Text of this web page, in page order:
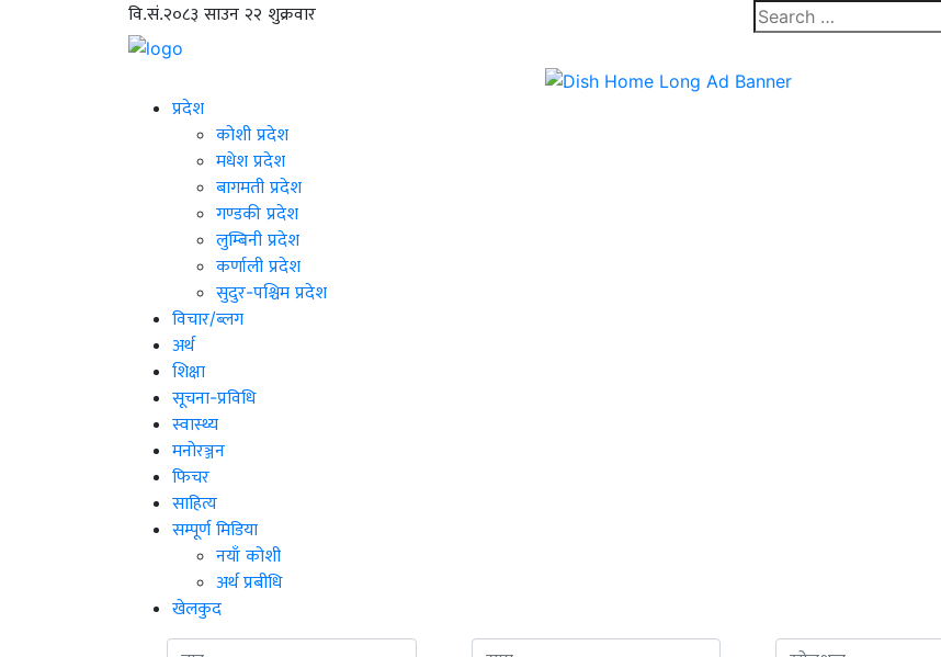
वि.सं.२०८३ साउन २२ शुक्रवार
प्रदेश
कोशी प्रदेश
मधेश प्रदेश
बागमती प्रदेश
गण्डकी प्रदेश
लुम्बिनी प्रदेश
कर्णाली प्रदेश
सुदुर-पश्चिम प्रदेश
विचार/ब्लग
अर्थ
शिक्षा
सूचना-प्रविधि
स्वास्थ्य
मनोरञ्जन
फिचर
साहित्य
सम्पूर्ण मिडिया
नयाँ कोशी
अर्थ प्रबीधि
खेलकुद